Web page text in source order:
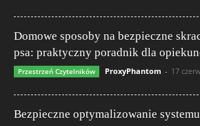
Domowe sposoby na bezpieczne
psa: praktyczny poradnik dla
Przestrzeń Czytelników ProxyPhantom - 17
Bezpieczne optymalizowanie